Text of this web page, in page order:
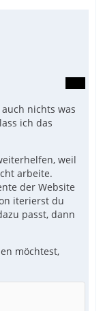
nichts was
ich das
weil
arbeite.
der Website
iterierst du
passt, dann
möchtest,